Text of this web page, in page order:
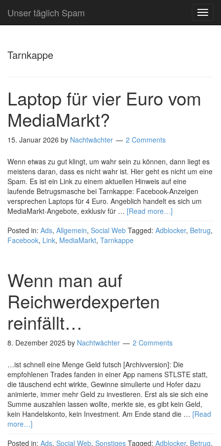
Unser täglich Spam
Tarnkappe
Laptop für vier Euro vom
MediaMarkt?
15. Januar 2026 by Nachtwächter 2 Comments
Wenn etwas zu gut klingt, um wahr sein zu können, dann liegt es
meistens daran, dass es nicht wahr ist. Hier geht es nicht um eine
Spam. Es ist ein Link zu einem aktuellen Hinweis auf eine
laufende Betrugsmasche bei Tarnkappe: Facebook-Anzeigen
versprechen Laptops für 4 Euro. Angeblich handelt es sich um
MediaMarkt-Angebote, exklusiv für … [Read more…]
Posted in: Ads, Allgemein, Social Web Tagged: Adblocker, Betrug,
Facebook, Link, MediaMarkt, Tarnkappe
Wenn man auf
Reichwerdexperten
reinfällt…
8. Dezember 2025 by Nachtwächter 2 Comments
…ist schnell eine Menge Geld futsch [Archivversion]: Die
empfohlenen Trades fanden in einer App namens STLSTE statt,
die täuschend echt wirkte, Gewinne simulierte und Hofer dazu
animierte, immer mehr Geld zu investieren. Erst als sie sich eine
Summe auszahlen lassen wollte, merkte sie, es gibt kein Geld,
kein Handelskonto, kein Investment. Am Ende stand die … [Read
more…]
Posted in: Ads, Social Web, Sonstiges Tagged: Adblocker, Betrug,